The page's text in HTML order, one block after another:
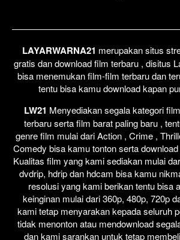
LAYARWARNA21 merupakan situs
gratis dan download film terbaru , disitus
bisa menemukan film-film terbaru dan
tentu bisa kamu download kapan
LW21 Menyediakan segala kategori
terbaru serta film barat paling baru ,
genre film mulai dari Action , Crime ,
Comedy bisa kamu tonton serta
Kualitas film yang kami sediakan mulai
dvdrip, hdrip dan hdcam bisa kamu
resolusi yang kami berikan tentu bisa
keinginan mulai dari 360p, 480p, 720p
kami tetap menyarakan kepada seluruh
tidak menonton atau mendownload
dan kami sarankan untuk tetap